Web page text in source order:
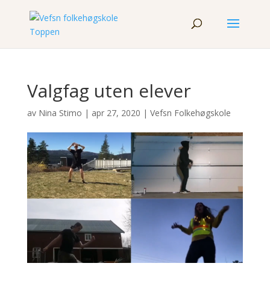
Valgfag uten elever
av Nina Stimo | apr 27, 2020 | Vefsn Folkehøgskole